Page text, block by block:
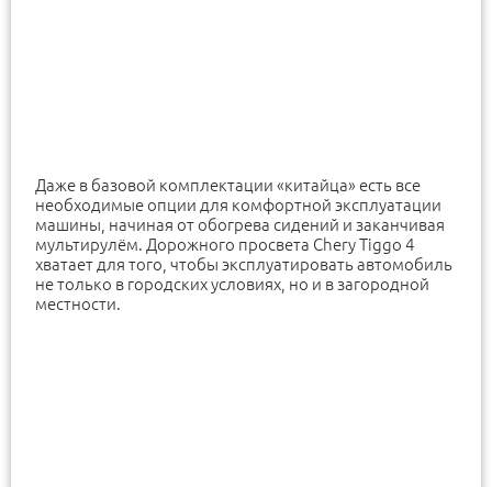
Даже в базовой комплектации «китайца» есть все
необходимые опции для комфортной эксплуатации
машины, начиная от обогрева сидений и заканчивая
мультирулём. Дорожного просвета Chery Tiggo 4
хватает для того, чтобы эксплуатировать автомобиль
не только в городских условиях, но и в загородной
местности.